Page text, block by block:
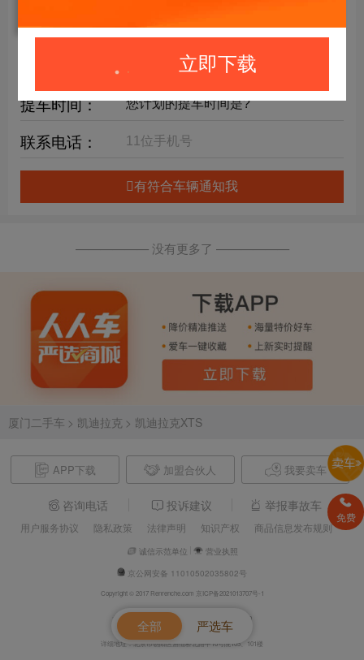
立即下载
详细要求：
提车时间：
联系电话：
有符合车辆通知我
—————— 没有更多了 ——————
厦门二手车 > 凯迪拉克 > 凯迪拉克XTS
APP下载 加盟合伙人 我要卖车
咨询电话 投诉建议 举报事故车
用户服务协议 隐私政策 法律声明 知识产权 商品信息发布规则
诚信示范单位
营业执照
京公网安备 11010502035802号
Copyright © 2017 Renrenche.com 京ICP备2021013707号-1
北京车欢欢信息技术有限公司 电话：4008610500
详细地址：北京市朝阳区酒仙桥北路甲10号院105、101楼
全部 严选车
免费